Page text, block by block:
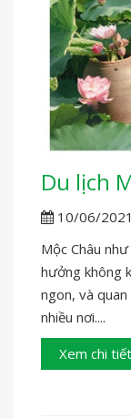
Du lịch
10/06/
Mộc Châu
hưởng không
ngon, và
nhiều nơi....
Xem chi tiết